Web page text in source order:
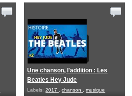
Une chanson, l'addition : Les
Beatles Hey Jude
Labels:2017 ,chanson ,musique